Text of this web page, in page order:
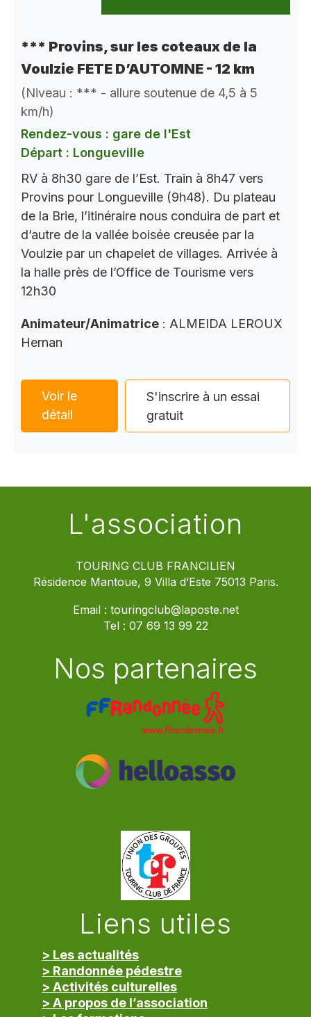
*** Provins, sur les coteaux de la
Voulzie FETE D’AUTOMNE - 12 km
(Niveau : *** - allure soutenue de 4,5 à 5
km/h)
Rendez-vous : gare de l'Est
Départ : Longueville
RV à 8h30 gare de l’Est. Train à 8h47 vers
Provins pour Longueville (9h48). Du plateau
de la Brie, l’itinéraire nous conduira de part et
d’autre de la vallée boisée creusée par la
Voulzie par un chapelet de villages. Arrivée à
la halle près de l’Office de Tourisme vers
12h30
Animateur/Animatrice : ALMEIDA LEROUX
Hernan
Voir le
détail
S'inscrire à un essai
gratuit
L'association
TOURING CLUB FRANCILIEN
Résidence Mantoue, 9 Villa d’Este 75013 Paris.
Email : touringclub@laposte.net
Tel : 07 69 13 99 22
Nos partenaires
Liens utiles
> Les actualités
> Randonnée pédestre
> Activités culturelles
> A propos de l’association